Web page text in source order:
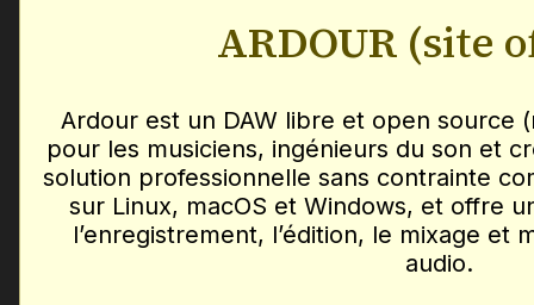
ARDOUR (site
Ardour est un DAW libre et open source
pour les musiciens, ingénieurs du son et
solution professionnelle sans contrainte
sur Linux, macOS et Windows, et offre
l’enregistrement, l’édition, le mixage et
audio.